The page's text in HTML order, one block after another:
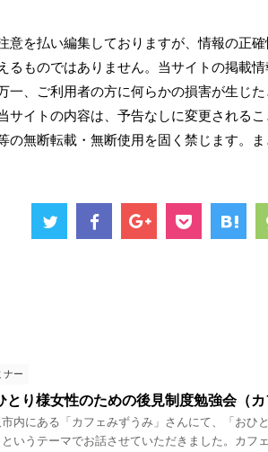
意を払い編集しておりますが、情報の正
るものではありません。当サイトの掲載
一、ご利用者の方に何らかの損害が生じ
サイトの内容は、予告なしに変更される
の無断転載・無断使用を固く禁じます。
ナー
とり様女性のための後見制度勉強会（カ
市内にある「カフェみずうみ」さんにて、「おひ
いうテーマでお話させていただきました。カフ